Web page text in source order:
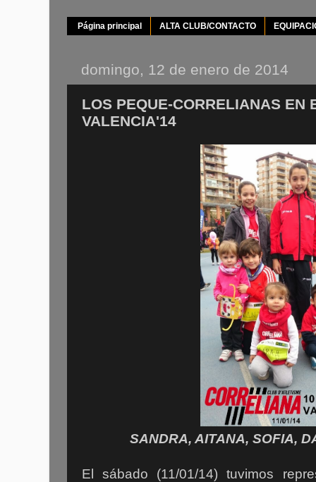
Página principal ALTA CLUB/CONTACTO
domingo, 12 de enero de 2014
LOS PEQUE-CORRELIANAS EN
VALENCIA'14
SANDRA, AITANA, SOFIA,
El sábado (11/01/14) tuvimos